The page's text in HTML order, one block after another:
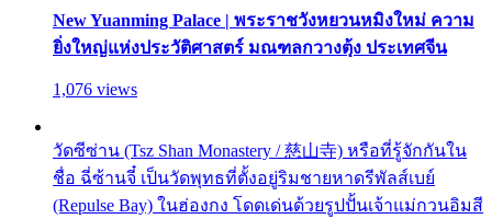
New Yuanming Palace | พระราชวังหยวนหมิงใหม่ ความ
ยิ่งใหญ่แห่งประวัติศาสตร์ มณฑลกวางตุ้ง ประเทศจีน
1,076 views
วัดซีซ่าน (Tsz Shan Monastery / 慈山寺) หรือที่รู้จักกันใน
ชื่อ ฉี่ซ้านจี๋ เป็นวัดพุทธที่ตั้งอยู่ริมชายหาดรีพัลส์เบย์
(Repulse Bay) ในฮ่องกง โดดเด่นด้วยรูปปั้นเจ้าแม่กวนอิมสี